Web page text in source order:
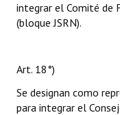
integrar el Comité de
(bloque JSRN).
Art. 18°)
Se designan como
para integrar el